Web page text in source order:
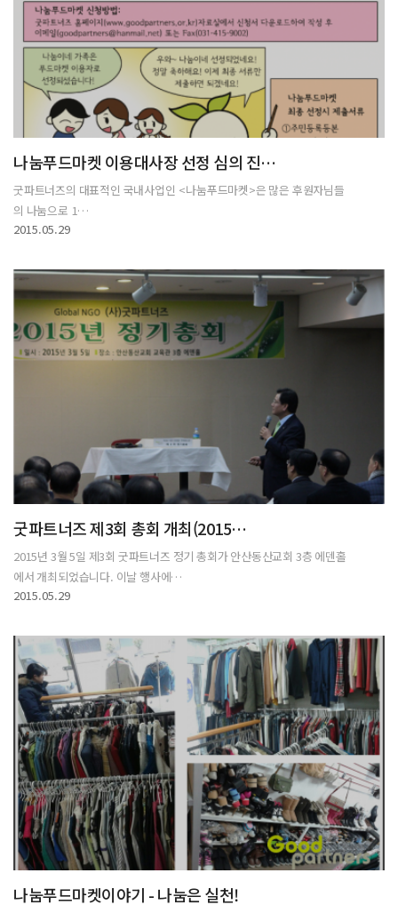
나눔푸드마켓 이용대사장 선정 심의 진…
굿파트너즈의 대표적인 국내사업인 <나눔푸드마켓>은 많은 후원자님들
의 나눔으로 1…
2015.05.29
굿파트너즈 제3회 총회 개최(2015…
2015년 3월 5일 제3회 굿파트너즈 정기 총회가 안산동산교회 3층 에덴홀
에서 개최되었습니다. 이날 행사에…
2015.05.29
나눔푸드마켓이야기 - 나눔은 실천!